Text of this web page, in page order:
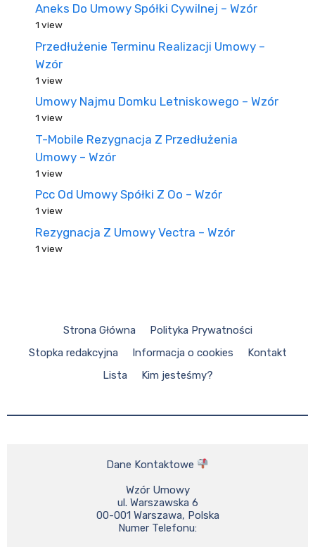
Aneks Do Umowy Spółki Cywilnej – Wzór
1 view
Przedłużenie Terminu Realizacji Umowy –
Wzór
1 view
Umowy Najmu Domku Letniskowego – Wzór
1 view
T-Mobile Rezygnacja Z Przedłużenia
Umowy – Wzór
1 view
Pcc Od Umowy Spółki Z Oo – Wzór
1 view
Rezygnacja Z Umowy Vectra – Wzór
1 view
Strona Główna
Polityka Prywatności
Stopka redakcyjna
Informacja o cookies
Kontakt
Lista
Kim jesteśmy?
Dane Kontaktowe
Wzór Umowy
ul. Warszawska 6
00-001 Warszawa, Polska
Numer Telefonu: